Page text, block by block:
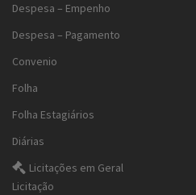
Despesa – Empenho
Despesa – Pagamento
Convenio
Folha
Folha Estagiários
Diárias
Licitações em Geral
Licitação